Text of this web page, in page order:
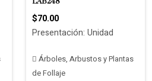
$70.00
Presentación: Unidad
Árboles, Arbustos y Plantas
de Follaje